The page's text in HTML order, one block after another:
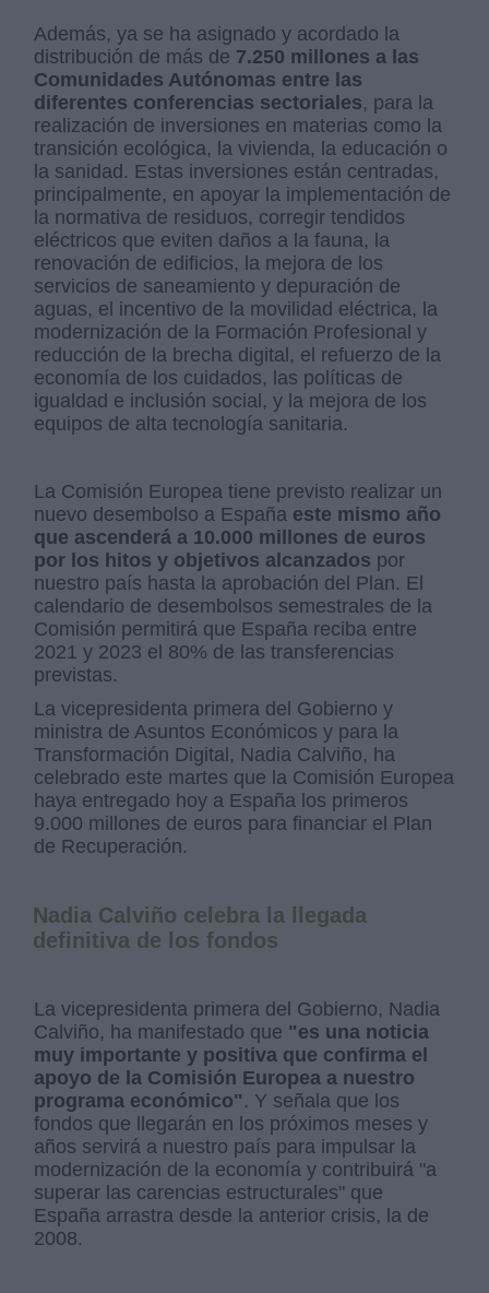
Además, ya se ha asignado y acordado la
distribución de más de 7.250 millones a las
Comunidades Autónomas entre las
diferentes conferencias sectoriales, para la
realización de inversiones en materias como la
transición ecológica, la vivienda, la educación o
la sanidad. Estas inversiones están centradas,
principalmente, en apoyar la implementación de
la normativa de residuos, corregir tendidos
eléctricos que eviten daños a la fauna, la
renovación de edificios, la mejora de los
servicios de saneamiento y depuración de
aguas, el incentivo de la movilidad eléctrica, la
modernización de la Formación Profesional y
reducción de la brecha digital, el refuerzo de la
economía de los cuidados, las políticas de
igualdad e inclusión social, y la mejora de los
equipos de alta tecnología sanitaria.
La Comisión Europea tiene previsto realizar un
nuevo desembolso a España este mismo año
que ascenderá a 10.000 millones de euros
por los hitos y objetivos alcanzados por
nuestro país hasta la aprobación del Plan. El
calendario de desembolsos semestrales de la
Comisión permitirá que España reciba entre
2021 y 2023 el 80% de las transferencias
previstas.
La vicepresidenta primera del Gobierno y
ministra de Asuntos Económicos y para la
Transformación Digital, Nadia Calviño, ha
celebrado este martes que la Comisión Europea
haya entregado hoy a España los primeros
9.000 millones de euros para financiar el Plan
de Recuperación.
Nadia Calviño celebra la llegada
definitiva de los fondos
La vicepresidenta primera del Gobierno, Nadia
Calviño, ha manifestado que "es una noticia
muy importante y positiva que confirma el
apoyo de la Comisión Europea a nuestro
programa económico" . Y señala que los
fondos que llegarán en los próximos meses y
años servirá a nuestro país para impulsar la
modernización de la economía y contribuirá "a
superar las carencias estructurales" que
España arrastra desde la anterior crisis, la de
2008.